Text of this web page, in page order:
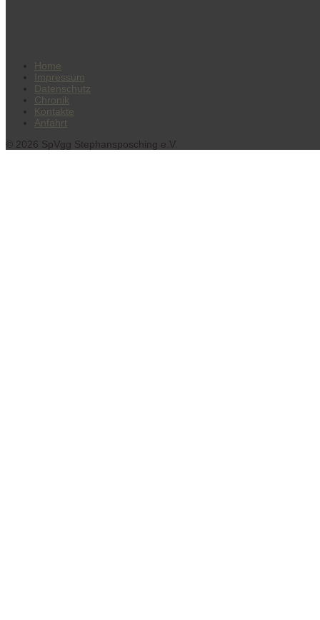
Home
Impressum
Datenschutz
Chronik
Kontakte
Anfahrt
© 2026 SpVgg Stephansposching e.V.